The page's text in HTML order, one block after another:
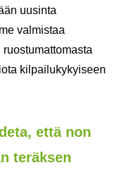
uusinta
valmistaa
kilpailukykyiseen
että non
teräksen